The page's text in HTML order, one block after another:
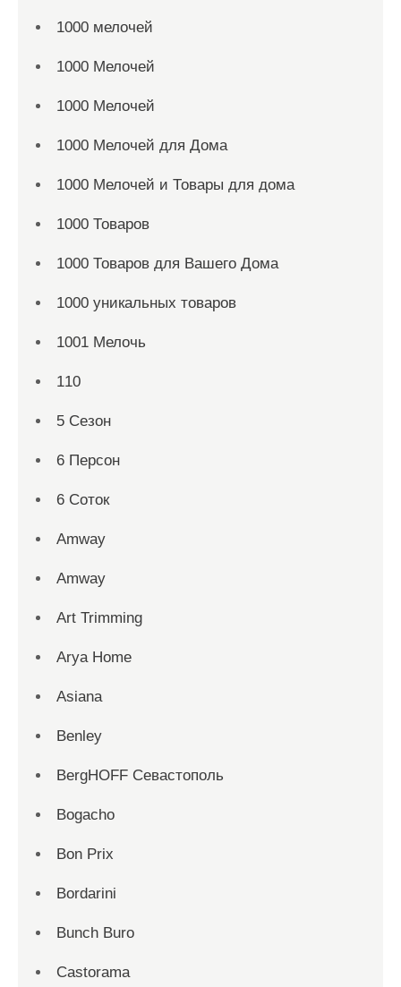
1000 мелочей
1000 Мелочей
1000 Мелочей
1000 Мелочей для Дома
1000 Мелочей и Товары для дома
1000 Товаров
1000 Товаров для Вашего Дома
1000 уникальных товаров
1001 Мелочь
110
5 Сезон
6 Персон
6 Соток
Amway
Amway
Art Trimming
Arya Home
Asiana
Benley
BergHOFF Севастополь
Bogacho
Bon Prix
Bordarini
Bunch Buro
Castorama